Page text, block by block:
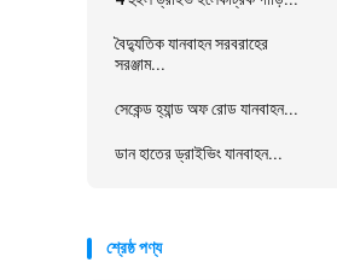
বৈদ্যুতিক যানবাহন সরবরাহের
সরঞ্জাম...
সেকেন্ড হ্যান্ড অফ রোড যানবাহন...
ডান হাতের ড্রাইভিং যানবাহন...
শ্রেষ্ঠ পণ্য